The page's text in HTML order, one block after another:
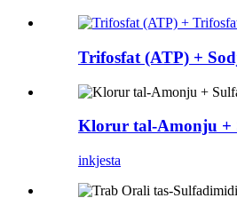
Trifosfat (ATP) +
Klorur tal-Amonju +
inkjesta